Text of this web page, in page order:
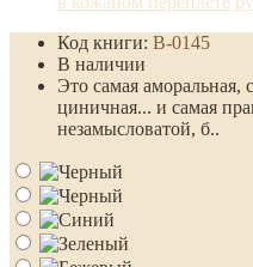
Код книги: B-0145
В наличии
Это самая аморальная,
циничная... и самая
незамысловатой, б..